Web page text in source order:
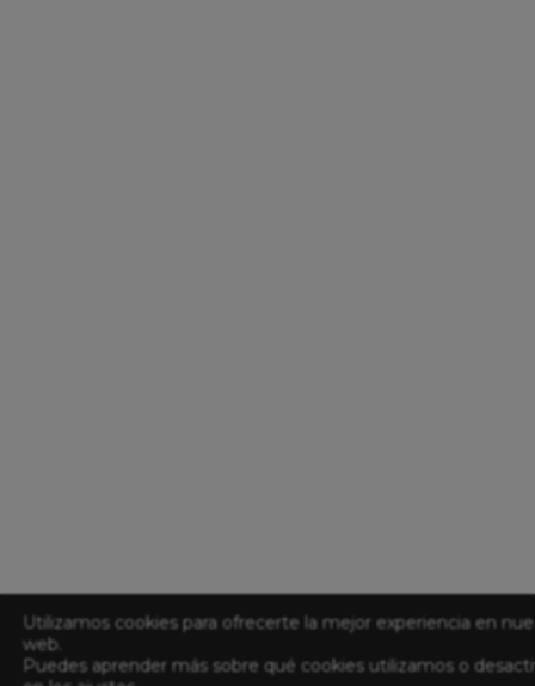
Utilizamos cookies para ofrecerte la mejor experiencia en
web.
Puedes aprender más sobre qué cookies utilizamos o